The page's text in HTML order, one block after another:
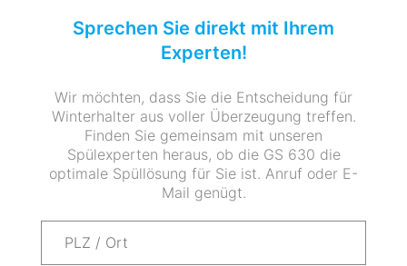
Sprechen Sie direkt mit Ihrem
Experten!
Wir möchten, dass Sie die Entscheidung für
Winterhalter aus voller Überzeugung treffen.
Finden Sie gemeinsam mit unseren
Spülexperten heraus, ob die GS 630 die
optimale Spüllösung für Sie ist. Anruf oder E-
Mail genügt.